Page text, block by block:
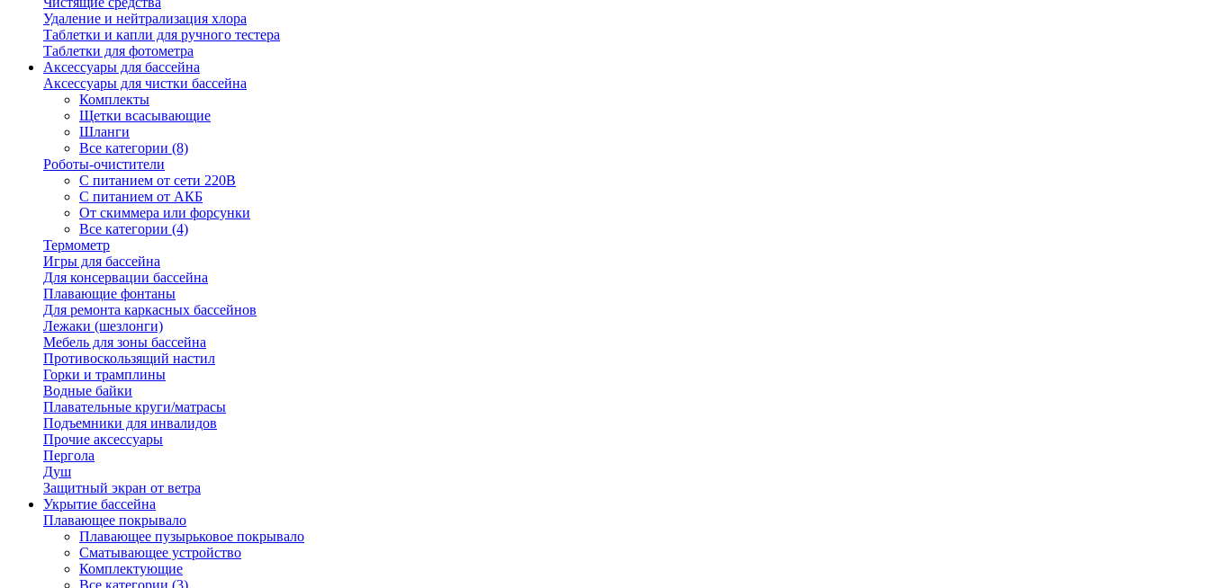
Удаление и нейтрализация хлора
Таблетки и капли для ручного тестера
Таблетки для фотометра
Аксессуары для бассейна
Аксессуары для чистки бассейна
Комплекты
Щетки всасывающие
Шланги
Все категории (8)
Роботы-очистители
С питанием от сети 220В
С питанием от АКБ
От скиммера или форсунки
Все категории (4)
Термометр
Игры для бассейна
Для консервации бассейна
Плавающие фонтаны
Для ремонта каркасных бассейнов
Лежаки (шезлонги)
Мебель для зоны бассейна
Противоскользящий настил
Горки и трамплины
Водные байки
Плавательные круги/матрасы
Подъемники для инвалидов
Прочие аксессуары
Пергола
Душ
Защитный экран от ветра
Укрытие бассейна
Плавающее покрывало
Плавающее пузырьковое покрывало
Сматывающее устройство
Комплектующие
Все категории (3)